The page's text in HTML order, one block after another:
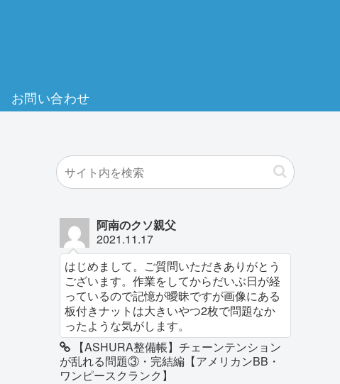
お問い合わせ
阿南のクソ親父
2021.11.17
はじめまして。ご質問いただきありがとう
ございます。作業をしてからだいぶ日が経
っているので記憶が曖昧ですが画像にある
板付きナットは大きいやつ2枚で問題なか
ったような気がします。
【ASHURA整備帳】チェーンテンション
が乱れる問題③・完結編【アメリカンBB・
ワンピースクランク】